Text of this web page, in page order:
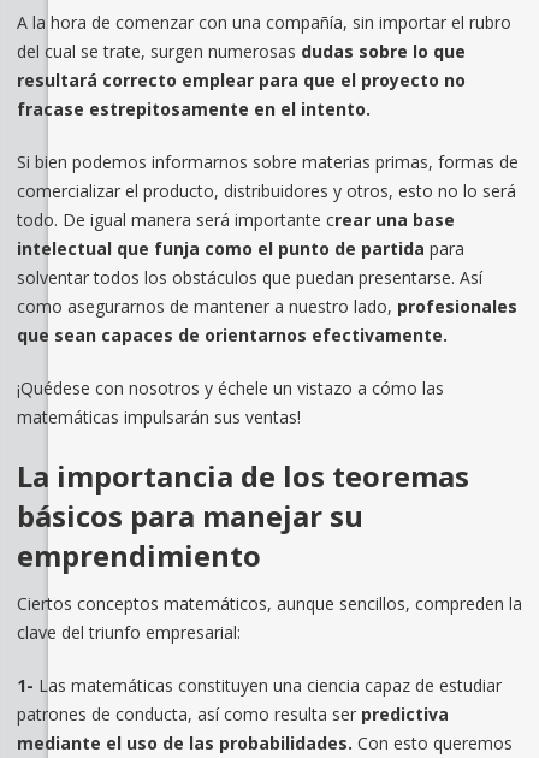
A la hora de comenzar con una compañía, sin importar el rubro
del cual se trate, surgen numerosas dudas sobre lo que
resultará correcto emplear para que el proyecto no
fracase estrepitosamente en el intento.
Si bien podemos informarnos sobre materias primas, formas de
comercializar el producto, distribuidores y otros, esto no lo será
todo. De igual manera será importante crear una base
intelectual que funja como el punto de partida para
solventar todos los obstáculos que puedan presentarse. Así
como asegurarnos de mantener a nuestro lado, profesionales
que sean capaces de orientarnos efectivamente.
¡Quédese con nosotros y échele un vistazo a cómo las
matemáticas impulsarán sus ventas!
La importancia de los teoremas
básicos para manejar su
emprendimiento
Ciertos conceptos matemáticos, aunque sencillos, compreden la
clave del triunfo empresarial:
1- Las matemáticas constituyen una ciencia capaz de estudiar
patrones de conducta, así como resulta ser predictiva
mediante el uso de las probabilidades. Con esto queremos